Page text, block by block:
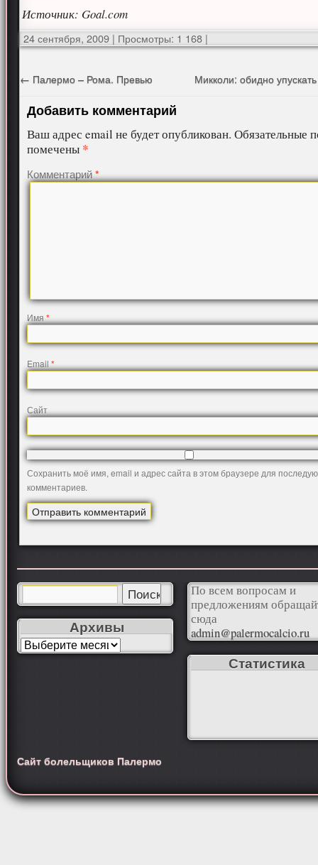
Источник: Goal.com
24 сентября, 2009 | Просмотры: 1 168 |
← Палермо – Рома. Превью Микколи: обидно
Добавить комментарий
Ваш адрес email не будет опубликован. Обязательные
помечены *
Комментарий*
Имя*
Email*
Сайт
Сохранить моё имя, email и адрес сайта в этом браузере для
комментариев.
Архивы
По всем вопросам и
предложениям
сюда
admin@palermocalcio.ru
Статистика
Сайт болельщиков Палермо